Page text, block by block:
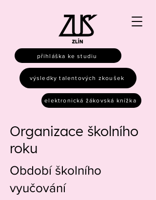
přihláška ke studiu
výsledky talentových zkoušek
elektronická žákovská knížka
Organizace školního
roku
Období školního
vyučování